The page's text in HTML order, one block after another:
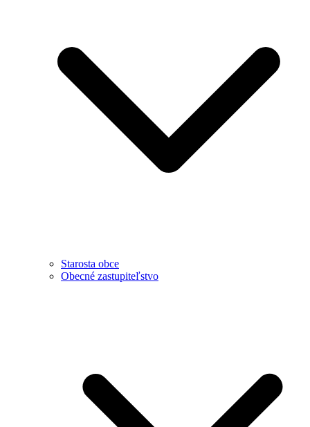
Starosta obce
Obecné zastupiteľstvo